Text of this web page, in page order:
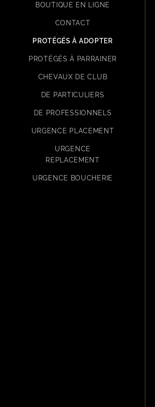
BOUTIQUE EN LIGNE
CONTACT
PROTÉGÉS À ADOPTER
PROTÉGÉS À PARRAINER
CHEVAUX DE CLUB
DE PARTICULIERS
DE PROFESSIONNELS
URGENCE PLACEMENT
URGENCE
REPLACEMENT
URGENCE BOUCHERIE